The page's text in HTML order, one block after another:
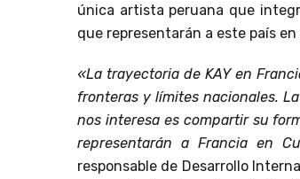
única artista peruana que
que representarán a este país
«La trayectoria de KAY en
fronteras y límites nacionales.
nos interesa es compartir su
representarán a Francia en
responsable de Desarrollo